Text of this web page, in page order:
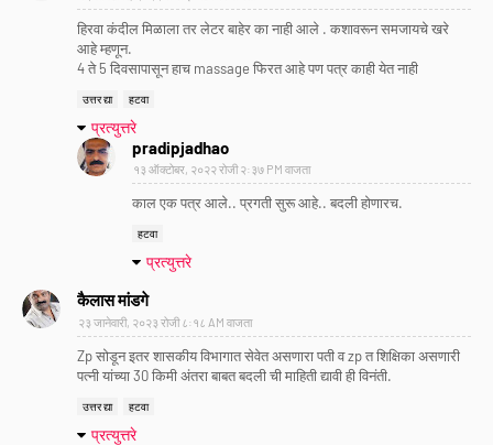
हिरवा कंदील मिळाला तर लेटर बाहेर का नाही आले . कशावरून समजायचे खरे
आहे म्हणून.
4 ते 5 दिवसापासून हाच massage फिरत आहे पण पत्र काही येत नाही
उत्तर द्या हटवा
प्रत्युत्तरे
pradipjadhao
१३ ऑक्टोबर, २०२२ रोजी २:३७ PM वाजता
काल एक पत्र आले.. प्रगती सुरू आहे.. बदली होणारच.
हटवा
प्रत्युत्तरे
कैलास मांडगे
२३ जानेवारी, २०२३ रोजी ८:१८ AM वाजता
Zp सोडून इतर शासकीय विभागात सेवेत असणारा पती व zp त शिक्षिका असणारी
पत्नी यांच्या 30 किमी अंतरा बाबत बदली ची माहिती द्यावी ही विनंती.
उत्तर द्या हटवा
प्रत्युत्तरे